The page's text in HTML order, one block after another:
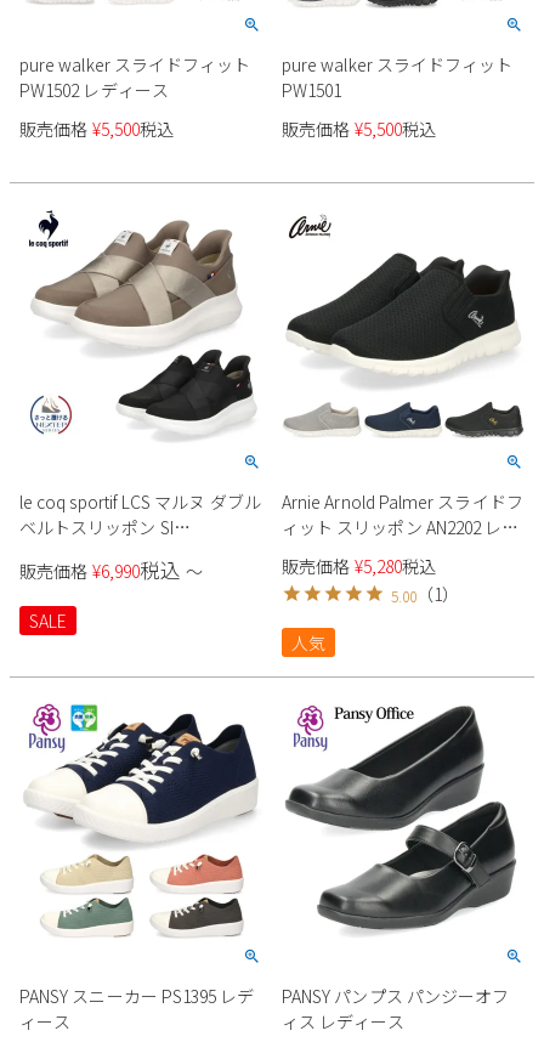
pure walker スライドフィット
PW1502 レディース
販売価格 ¥5,500税込
pure walker スライドフィット
PW1501
販売価格 ¥5,500税込
le coq sportif LCS マルヌ ダブル
ベルトスリッポン SI
販売価格 ¥6,990税込 〜
SALE
Arnie Arnold Palmer スライドフ
ィット スリッポン AN2202 レデ
ィース
販売価格 ¥5,280税込
5.00 （1）
人気
PANSY スニーカー PS1395 レデ
ィース
PANSY パンプス パンジーオフ
ィス レディース